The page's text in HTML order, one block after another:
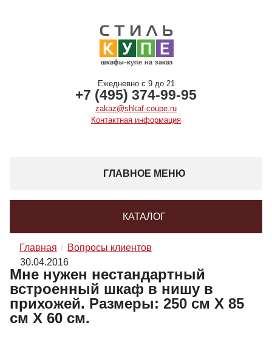
Ежедневно с 9 до 21
+7 (495) 374-99-95
zakaz@shkaf-coupe.ru
Контактная информация
ГЛАВНОЕ МЕНЮ
КАТАЛОГ
Главная
Вопросы клиентов
30.04.2016
Мне нужен нестандартный
встроенный шкаф в нишу в
прихожей. Размеры: 250 см Х 85
см Х 60 см.